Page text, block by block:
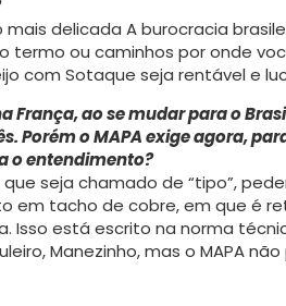
delica­da A burocracia
ou caminhos por onde
com Sotaque seja rentável e
França, ao se mudar para o
Porém o MAPA exige agora,
o entendimento?
seja chamado de “tipo”,
em tacho de cobre, em que é
Isso está escrito na norma
Manezinho, mas o MAPA